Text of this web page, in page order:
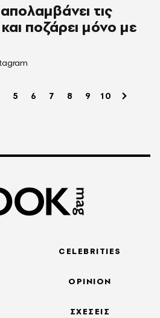
τις
ποζάρει μόνο με
5 6 7 8 9 10
CELEBRITIES
OPINION
ΣΧΕΣΕΙΣ